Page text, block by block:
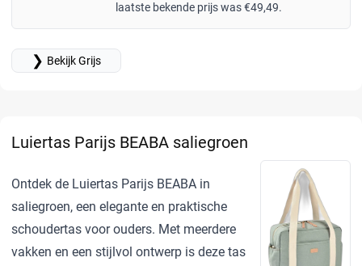
laatste bekende prijs was €49,49.
❯ Bekijk Grijs
Luiertas Parijs BEABA saliegroen
Ontdek de Luiertas Parijs BEABA in
saliegroen, een elegante en praktische
schoudertas voor ouders. Met meerdere
vakken en een stijlvol ontwerp is deze tas